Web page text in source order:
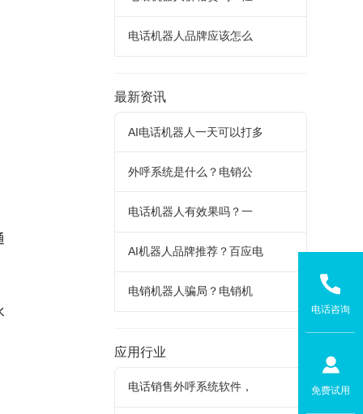
电话咨询
免费试用
电话机器人品牌应该怎么
最新资讯
AI电话机器人一天可以打多
外呼系统是什么？电销公
电话机器人有效果吗？一
AI机器人品牌推荐？百应电
电销机器人骗局？电销机
应用行业
电话销售外呼系统软件，